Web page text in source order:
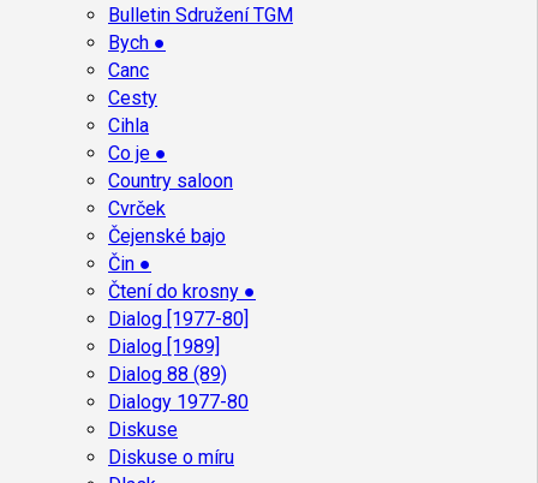
Bulletin Sdružení TGM
Bych ●
Canc
Cesty
Cihla
Co je ●
Country saloon
Cvrček
Čejenské bajo
Čin ●
Čtení do krosny ●
Dialog [1977-80]
Dialog [1989]
Dialog 88 (89)
Dialogy 1977-80
Diskuse
Diskuse o míru